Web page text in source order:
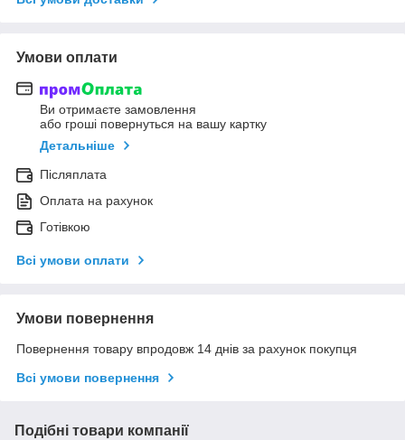
Умови оплати
Ви отримаєте замовлення
або гроші повернуться на вашу картку
Детальніше
Післяплата
Оплата на рахунок
Готівкою
Всі умови оплати
Умови повернення
Повернення товару впродовж 14 днів за рахунок покупця
Всі умови повернення
Подібні товари компанії